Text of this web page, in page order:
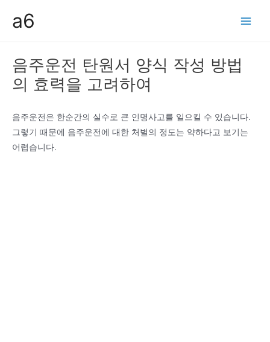
a6
음주운전 탄원서 양식 작성 방법
의 효력을 고려하여
음주운전은 한순간의 실수로 큰 인명사고를 일으킬 수 있습니다.
그렇기 때문에 음주운전에 대한 처벌의 정도는 약하다고 보기는
어렵습니다.